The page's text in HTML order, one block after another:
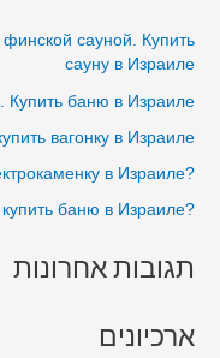
סאונה
בכפר
האורנים
בבית
:
сауной. Купить
сауну в Израиле
Купить баню в Израиле
вагонку в Израиле
?Как правильно купить электрокаменку в Израиле
?Какую купить баню в Израиле
תגובות אחרונות
ארכיונים